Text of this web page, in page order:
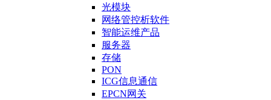
光模块
网络管控析软件
智能运维产品
服务器
存储
PON
ICG信息通信
EPCN网关